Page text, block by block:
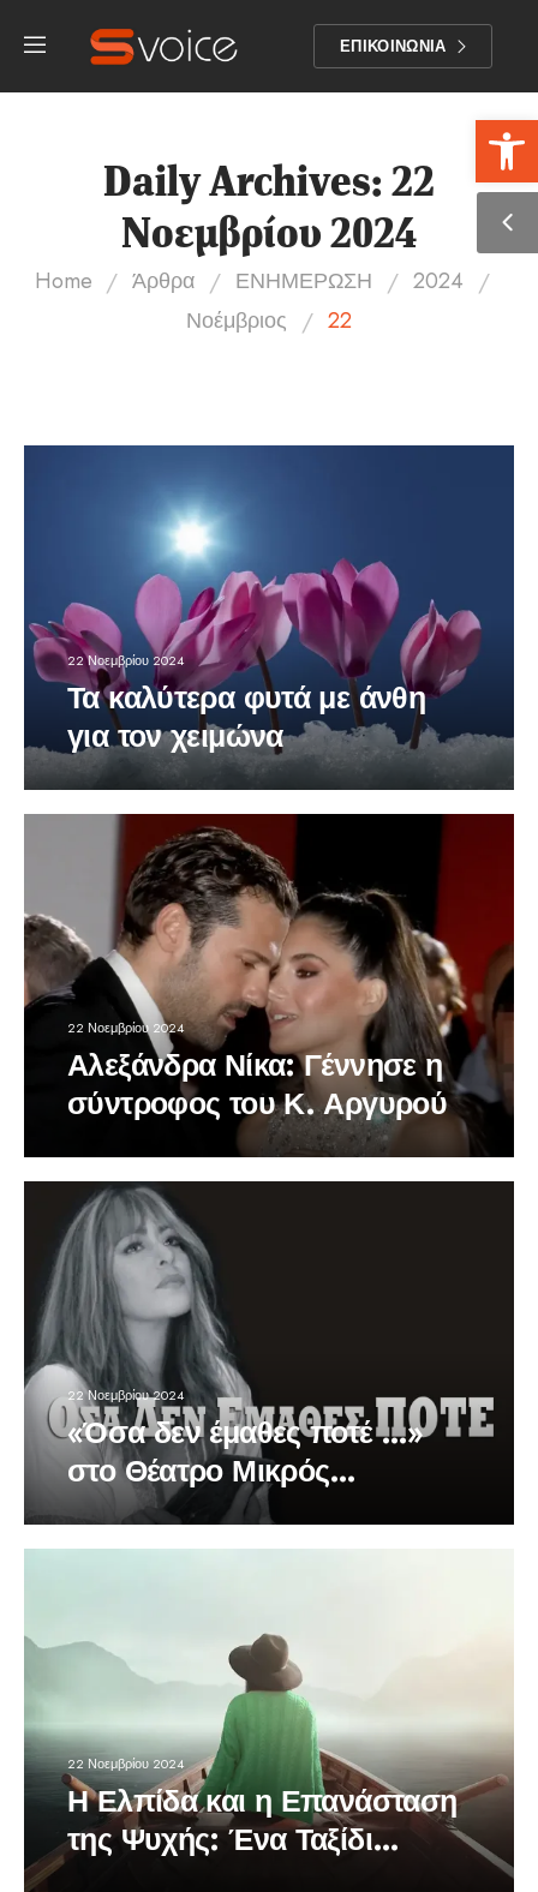
ΕΠΙΚΟΙΝΩΝΙΑ
Daily Archives: 22
Νοεμβρίου 2024
Home / Άρθρα / ΕΝΗΜΕΡΩΣΗ / 2024 /
Νοέμβριος / 22
22 Νοεμβρίου 2024
Τα καλύτερα φυτά με άνθη
για τον χειμώνα
22 Νοεμβρίου 2024
Αλεξάνδρα Νίκα: Γέννησε η
σύντροφος του Κ. Αργυρού
22 Νοεμβρίου 2024
«Όσα δεν έμαθες ποτέ …»
στο Θέατρο Μικρός
Κεραμεικός
22 Νοεμβρίου 2024
Η Ελπίδα και η Επανάσταση
της Ψυχής: Ένα Ταξίδι